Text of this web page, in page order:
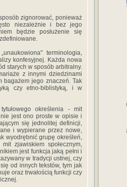
zignorować, ponieważ
niezależnie i bez jego
będzie posłużenie się
terminologia,
konfesyjnej. Każda nowa
starych w sposób arbitralny.
z innymi dziedzinami
bagażem jego znaczeń. Tak
czy etno-biblistyką, i w
określenia - mit
nie jest ono proste w opisie i
się jednolitej definicji,
i wypierane przez nowe,
wyodrębnić grupę określeń,
zjawiskiem społecznym,
jest funkcja jaką pełni i
w tradycji ustnej, czy
od innych tekstów, tym jak
oraz trwałością funkcji czy